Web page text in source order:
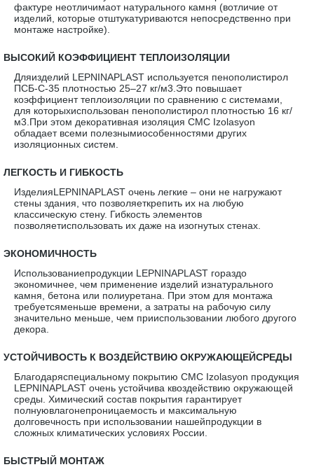
фактуре неотличимаот натурального камня (вотличие от
изделий, которые отштукатуриваются непосредственно при
монтаже настройке).
ВЫСОКИЙ КОЭФФИЦИЕНТ ТЕПЛОИЗОЛЯЦИИ
Дляизделий LEPNINAPLAST используется пенополистирол
ПСБ-С-35 плотностью 25–27 кг/м3.Это повышает
коэффициент теплоизоляции по сравнению с системами,
для которыхиспользован пенополистирол плотностью 16 кг/
м3.При этом декоративная изоляция CMC Izolasyon
обладает всеми полезнымиособенностями других
изоляционных систем.
ЛЕГКОСТЬ И ГИБКОСТЬ
ИзделияLEPNINAPLAST очень легкие – они не нагружают
стены здания, что позволяеткрепить их на любую
классическую стену. Гибкость элементов
позволяетиспользовать их даже на изогнутых стенах.
ЭКОНОМИЧНОСТЬ
Использованиепродукции LEPNINAPLAST гораздо
экономичнее, чем применение изделий изнатурального
камня, бетона или полиуретана. При этом для монтажа
требуетсяменьше времени, а затраты на рабочую силу
значительно меньше, чем прииспользовании любого другого
декора.
УСТОЙЧИВОСТЬ К ВОЗДЕЙСТВИЮ ОКРУЖАЮЩЕЙСРЕДЫ
Благодаряспециальному покрытию CMC Izolasyon продукция
LEPNINAPLAST очень устойчива квоздействию окружающей
среды. Химический состав покрытия гарантирует
полнуювлагонепроницаемость и максимальную
долговечность при использовании нашейпродукции в
сложных климатических условиях России.
БЫСТРЫЙ МОНТАЖ